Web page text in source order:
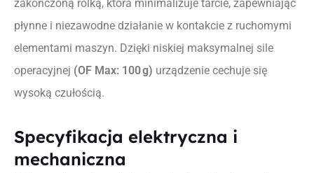
zakończoną rolką, która minimalizuje tarcie, zapewniając
płynne i niezawodne działanie w kontakcie z ruchomymi
elementami maszyn. Dzięki niskiej maksymalnej sile
operacyjnej (OF Max: 100 g) urządzenie cechuje się
wysoką czułością.
Specyfikacja elektryczna i
mechaniczna